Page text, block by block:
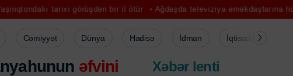
tarixi görüşdən bir il ötür Ağdaşda televiziya əməkdaşlarına hücumun yeni
Cəmiyyət Dünya Hadisə İdman İqtisadiyyat
əfvini
Xəbər lenti